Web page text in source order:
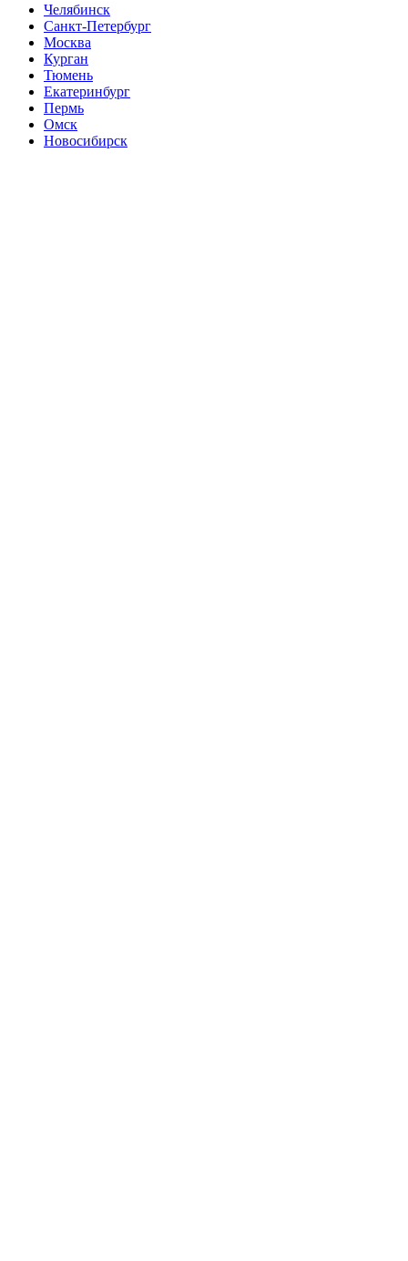
Челябинск
Санкт-Петербург
Москва
Курган
Тюмень
Екатеринбург
Пермь
Омск
Новосибирск